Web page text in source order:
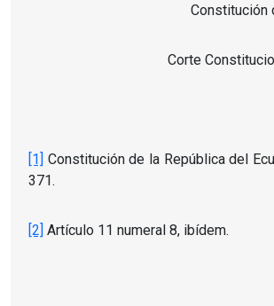
Constitución
Corte
[1] Constitución de la República del
371.
[2] Artículo 11 numeral 8, ibídem.